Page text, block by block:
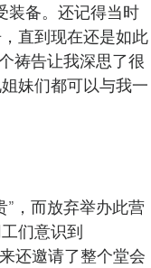
装备。还记得当时
直到现在还是如此
祷告让我深思了很
妹们都可以与我一
”，而放弃举办此营
们意识到
还邀请了整个堂会